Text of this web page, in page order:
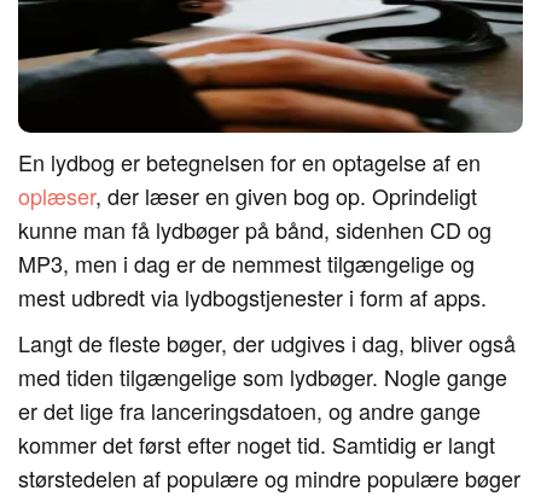
En lydbog er betegnelsen for en optagelse af en
oplæser, der læser en given bog op. Oprindeligt
kunne man få lydbøger på bånd, sidenhen CD og
MP3, men i dag er de nemmest tilgængelige og
mest udbredt via lydbogstjenester i form af apps.
Langt de fleste bøger, der udgives i dag, bliver også
med tiden tilgængelige som lydbøger. Nogle gange
er det lige fra lanceringsdatoen, og andre gange
kommer det først efter noget tid. Samtidig er langt
størstedelen af populære og mindre populære bøger